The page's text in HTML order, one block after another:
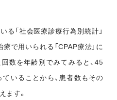
る「社会医療診療行為別統計」
で用いられる「CPAP療法」に
数を年齢別でみてみると、45
いることから、患者数もその
ます。